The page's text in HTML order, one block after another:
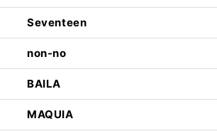
Seventeen
non-no
BAILA
MAQUIA